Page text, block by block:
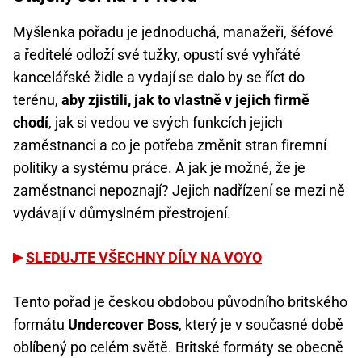
Myšlenka pořadu je jednoduchá, manažeři, šéfové
a ředitelé odloží své tužky, opustí své vyhřáté
kancelářské židle a vydají se dalo by se říct do
terénu, aby zjistili, jak to vlastně v jejich firmě
chodí, jak si vedou ve svých funkcích jejich
zaměstnanci a co je potřeba změnit stran firemní
politiky a systému práce. A jak je možné, že je
zaměstnanci nepoznají? Jejich nadřízení se mezi ně
vydávají v důmyslném přestrojení.
SLEDUJTE VŠECHNY DÍLY NA VOYO
Tento pořad je českou obdobou původního britského
formátu Undercover Boss, který je v současné době
oblíbený po celém světě. Britské formáty se obecně